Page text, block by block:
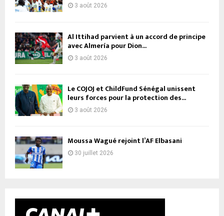
3 août 2026
Al Ittihad parvient à un accord de principe
avec Almería pour Dion...
3 août 2026
Le COJOJ et ChildFund Sénégal unissent
leurs forces pour la protection des...
3 août 2026
Moussa Wagué rejoint l’AF Elbasani
30 juillet 2026